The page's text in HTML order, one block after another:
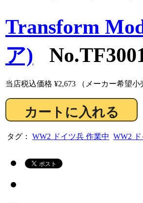
Transform
ア)
当店税込価格 ¥2,673 （メーカー希望小
タグ： WW2 ドイツ兵 作業中 WW2